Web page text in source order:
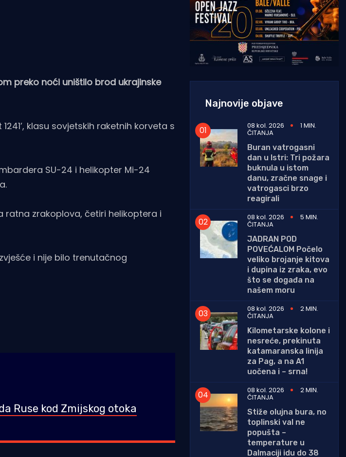
preko noći uništilo brod ukrajinske
klasu sovjetskih raketnih korveta s
SU-24 i helikopter Mi-24
ratna zrakoplova, četiri helikoptera i
i nije bilo trenutačnog
Ruse kod Zmijskog otoka
Najnovije objave
08 kol. 2026 1 MIN.
ČITANJA
Buran vatrogasni
dan u Istri: Tri požara
buknula u istom
danu, zračne snage i
vatrogasci brzo
reagirali
08 kol. 2026
5 MIN.
ČITANJA
JADRAN POD
POVEĆALOM Počelo
veliko brojanje kitova
i dupina iz zraka, evo
što se događa na
našem moru
08 kol. 2026
2 MIN.
ČITANJA
Kilometarske kolone i
nesreće, prekinuta
katamaranska linija
za Pag, a na A1
uočena i – srna!
08 kol. 2026
2 MIN.
ČITANJA
Stiže olujna bura, no
toplinski val ne
popušta –
temperature u
Dalmaciji idu do 38